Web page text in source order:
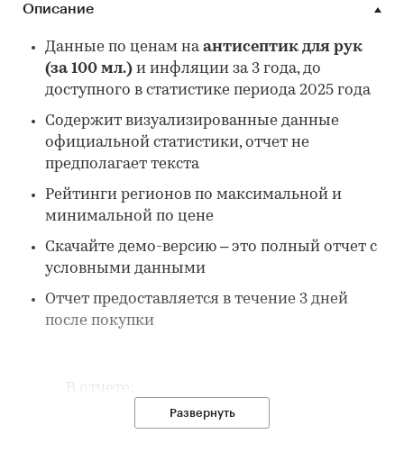
Описание
Данные по ценам наантисептик для рук
(за 100 мл.) и инфляции за 3 года, до
доступного в статистике периода 2025 года
Содержит визуализированные данные
официальной статистики, отчет не
предполагает текста
Рейтинги регионов по максимальной и
минимальной по цене
Скачайте демо-версию – это полный отчет с
условными данными
Отчет предоставляется в течение 3 дней
после покупки
В отчете:
1. Данные по потребительским ценам на
Развернуть